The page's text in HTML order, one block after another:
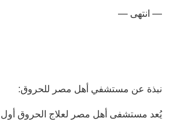
— انتهى —
نبذة عن مستشفي أهل مصر للحروق:
يُعد مستشفى أهل مصر لعلاج الحروق